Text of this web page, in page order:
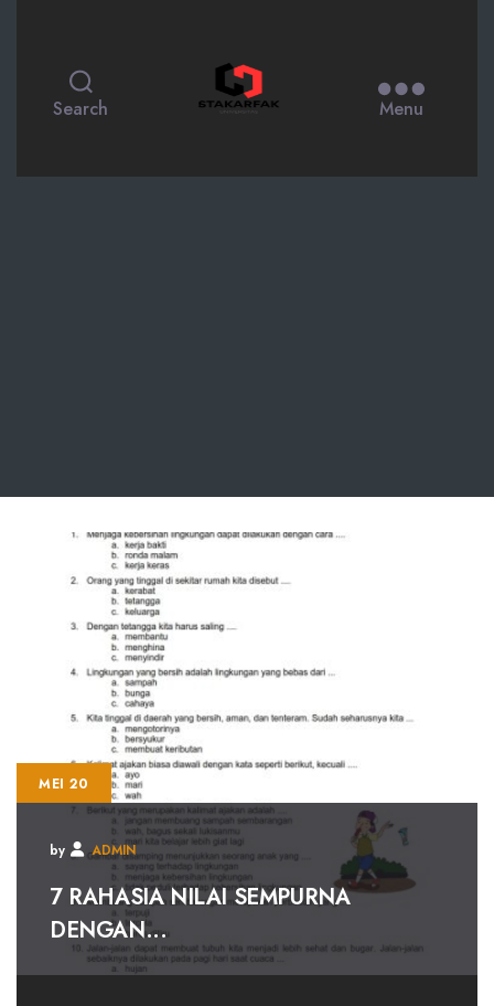
Search Menu
MEI 20
by ADMIN
7 RAHASIA NILAI SEMPURNA
DENGAN...